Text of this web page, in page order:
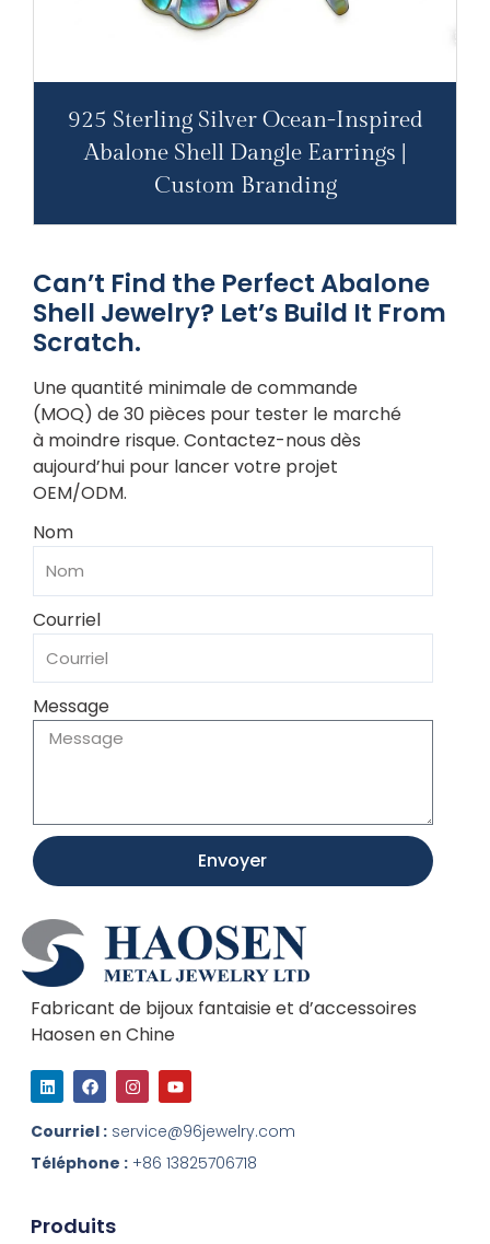
925 Sterling Silver Ocean-Inspired
Abalone Shell Dangle Earrings |
Custom Branding
Can’t Find the Perfect Abalone
Shell Jewelry? Let’s Build It From
Scratch.
Une quantité minimale de commande
(MOQ) de 30 pièces pour tester le marché
à moindre risque. Contactez-nous dès
aujourd’hui pour lancer votre projet
OEM/ODM.
Nom
Courriel
Message
Envoyer
Fabricant de bijoux fantaisie et d’accessoires
Haosen en Chine
L
i
n
k
e
d
I
F
a
c
e
b
o
o
I
n
s
t
a
g
Y
o
u
t
u
b
e
Courriel : service@96jewelry.com
Téléphone : +86 13825706718
Produits